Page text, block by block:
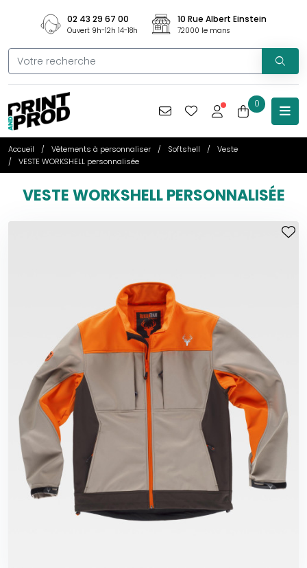
02 43 29 67 00
Ouvert 9h-12h 14-18h
10 Rue Albert Einstein
72000 le mans
0
Accueil Vêtements à personnaliser Softshell
Veste
VESTE WORKSHELL personnalisée
VESTE WORKSHELL PERSONNALISÉE